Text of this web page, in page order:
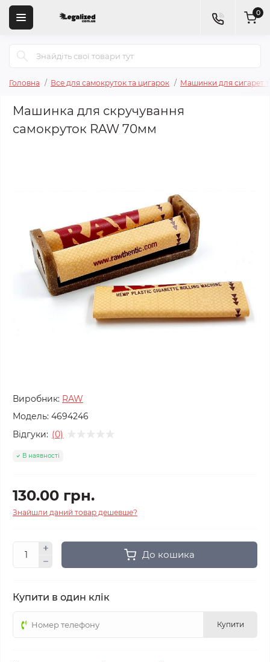
0
Головна Все для самокруток та цигарок Машинки для сигарет
Машинка для скручування
самокруток RAW 70мм
Виробник: RAW
Модель: 4694246
Відгуки: (0)
В наявності
130.00 грн.
Знайшли даний товар дешевше?
До кошика
Купити в один клік
Купити